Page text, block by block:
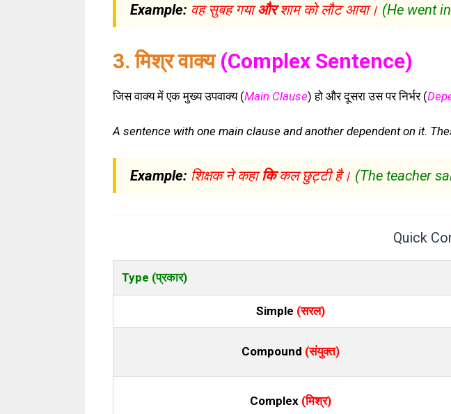
Example: वह सुबह गयाऔरशाम को लौट आया। (He went
3. मिश्र वाक्य (Complex Sentence)
जिस वाक्य में एक मुख्य उपवाक्य (Main Clause) हो और दूसरा उस पर निर्भर (
A sentence with one main clause and another dependent on it.
Example: शिक्षक ने कहाकिकल छुट्टी है। (The teacher
Quick
Type (प्रकार)
Simple (सरल)
Compound (संयुक्त)
Complex (मिश्र)